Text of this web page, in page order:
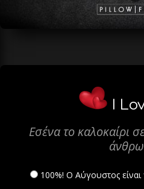
I
Εσένα το καλοκαίρι
100%! Ο Αύγουστος είναι